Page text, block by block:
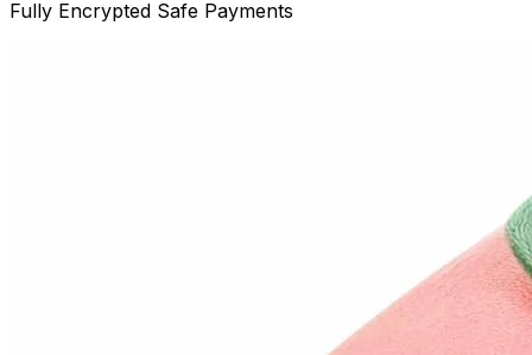
Fully Encrypted Safe Payments